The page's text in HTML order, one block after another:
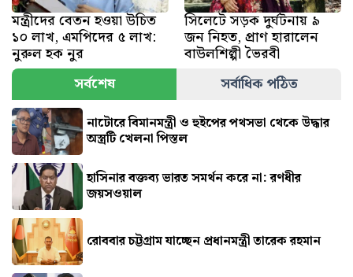
মন্ত্রীদের বেতন হওয়া উচিত
১০ লাখ, এমপিদের ৫ লাখ:
নুরুল হক নুর
সিলেটে সড়ক দুর্ঘটনায় ৯
জন নিহত, প্রাণ হারালেন
বাউলশিল্পী ভৈরবী
সর্বশেষ
সর্বাধিক পঠিত
নাটোরে বিমানমন্ত্রী ও হুইপের পথসভা থেকে উদ্ধার
অস্ত্রটি খেলনা পিস্তল
হাসিনার বক্তব্য ভারত সমর্থন করে না: রণধীর
জয়সওয়াল
রোববার চট্টগ্রাম যাচ্ছেন প্রধানমন্ত্রী তারেক রহমান